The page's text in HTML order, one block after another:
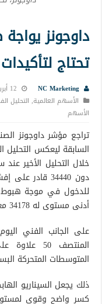
داوجونز
تحتاج لتأكيدات 12-4-2022
NC Marketing
12 أبريل, 2022 1:10 ص
الأسهم العالمية, التحليل
الأسهم
تراجع مؤشر داوجونز
السابقة ليعكس التحليل
دون 34440 قادر
أدنى مستوى له 34178 معوضين مركز الشراء.
على الجانب الفني
المنتصف
المتوسطات المتحركة
ذلك يجعل السيناريو